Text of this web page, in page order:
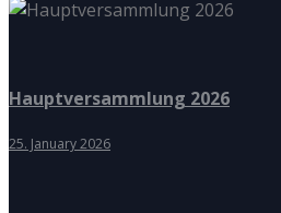
Hauptversammlung 2026
25. January 2026